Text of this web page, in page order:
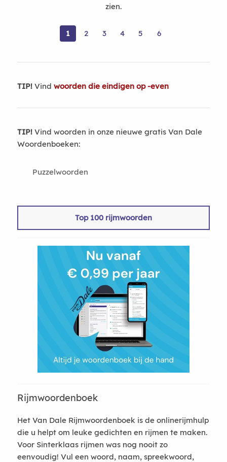
zien.
1 2 3 4 5 6
TIP!Vind woorden die eindigen op -even
TIP!Vind woorden in onze nieuwe gratis Van Dale
Woordenboeken:
Puzzelwoorden
Top 100 rijmwoorden
Rijmwoordenboek
Het Van Dale Rijmwoordenboek is de onlinerijmhulp
die u helpt om leuke gedichten en rijmen te maken.
Voor Sinterklaas rijmen was nog nooit zo
eenvoudig! Vul een woord, naam, spreekwoord,